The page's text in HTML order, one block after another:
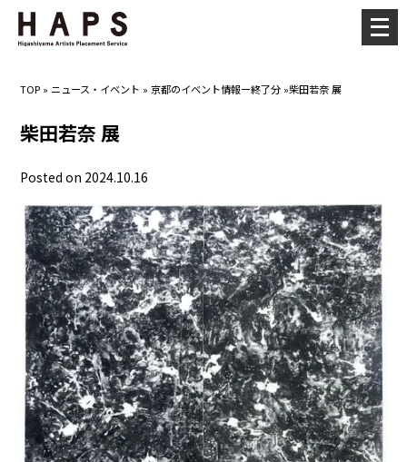
TOP » ニュース・イベント »京都のイベント情報ー終了分 »​​柴田若奈 展​​
​​柴田若奈 展​​
Posted on 2024.10.16
メ
ニ